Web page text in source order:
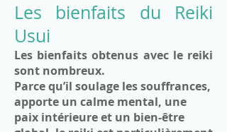
Les bienfaits du Reiki
Usui
Les bienfaits obtenus avec le reiki
sont nombreux.
Parce qu’il soulage les souffrances,
apporte un calme mental, une
paix intérieure et un bien-être